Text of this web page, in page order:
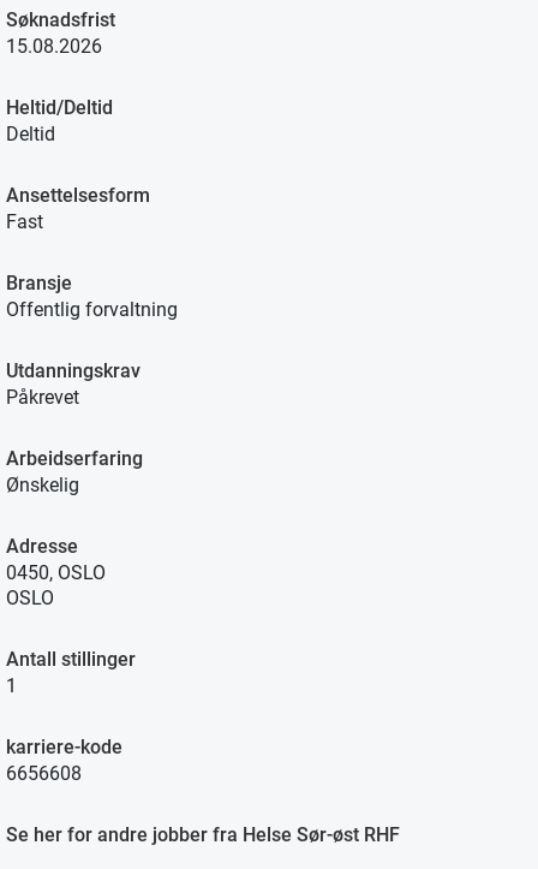
Søknadsfrist
15.08.2026
Heltid/Deltid
Deltid
Ansettelsesform
Fast
Bransje
Offentlig forvaltning
Utdanningskrav
Påkrevet
Arbeidserfaring
Ønskelig
Adresse
0450, OSLO
OSLO
Antall stillinger
1
karriere-kode
6656608
Se her for andre jobber fra Helse Sør-øst RHF